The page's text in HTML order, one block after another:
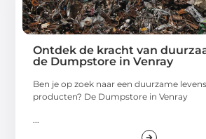
Ontdek de kracht van
de Dumpstore in Venray
Ben je op zoek naar een duurzame
producten? De Dumpstore in Venray